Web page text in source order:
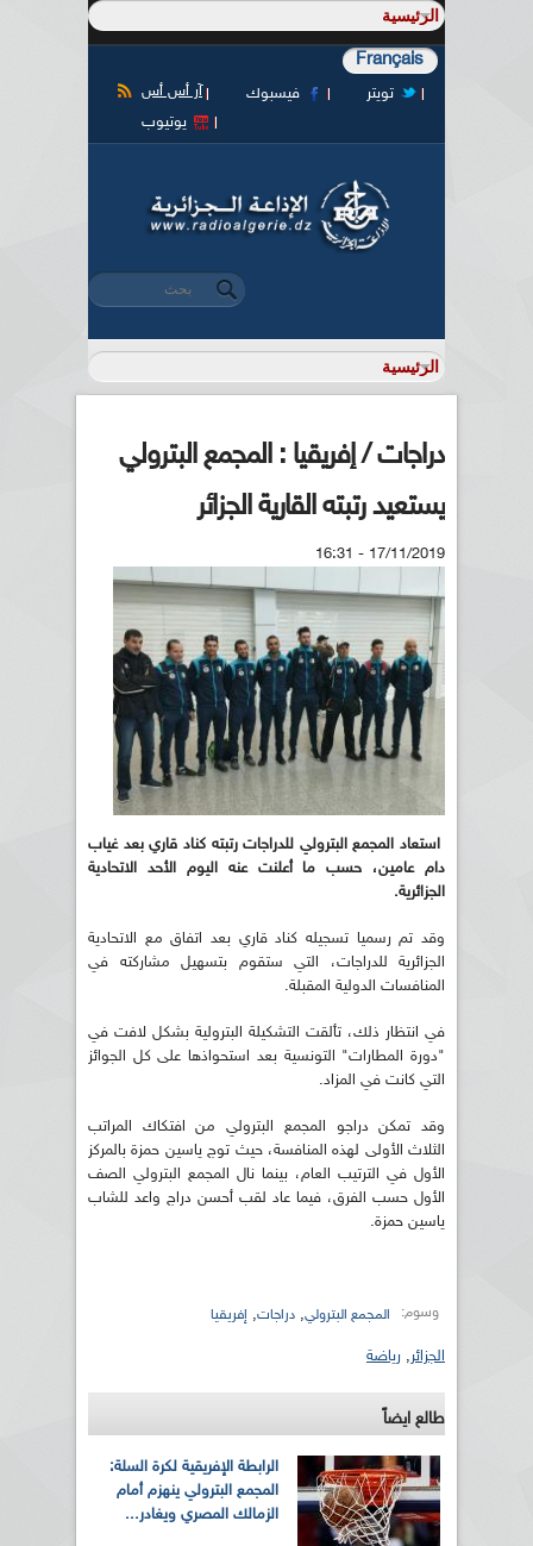
Français
آر أس أس فيسبوك
تويتر
يوتيوب
استمارة البحث
‏بحث ‏
دراجات / إفريقيا : المجمع البترولي
يستعيد رتبته القارية الجزائر
17/11/2019 - 16:31
استعاد المجمع البترولي للدراجات رتبته كناد قاري بعد غياب
دام عامين، حسب ما أعلنت عنه اليوم الأحد الاتحادية
الجزائرية.
وقد تم رسميا تسجيله كناد قاري بعد اتفاق مع الاتحادية
الجزائرية للدراجات، التي ستقوم بتسهيل مشاركته في
المنافسات الدولية المقبلة.
في انتظار ذلك، تألقت التشكيلة البترولية بشكل لافت في
"دورة المطارات" التونسية بعد استحواذها على كل الجوائز
التي كانت في المزاد.
وقد تمكن دراجو المجمع البترولي من افتكاك المراتب
الثلاث الأولى لهذه المنافسة، حيث توج ياسين حمزة بالمركز
الأول في الترتيب العام، بينما نال المجمع البترولي الصف
الأول حسب الفرق، فيما عاد لقب أحسن دراج واعد للشاب
ياسين حمزة.
وسوم: المجمع البترولي, دراجات, إفريقيا
الجزائر, رياضة
طالع ايضاً
الرابطة الإفريقية لكرة السلة:
المجمع البترولي ينهزم أمام
الزمالك المصري ويغادر...